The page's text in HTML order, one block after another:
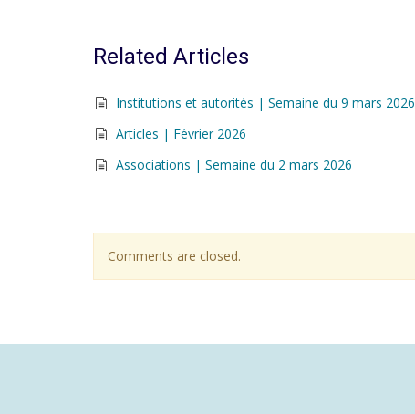
Related Articles
Institutions et autorités | Semaine du 9 mars 2026
Articles | Février 2026
Associations | Semaine du 2 mars 2026
Comments are closed.